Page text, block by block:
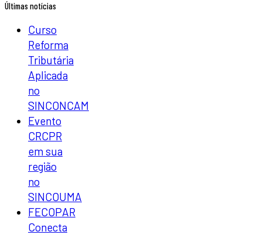
Últimas notícias
Curso
Reforma
Tributária
Aplicada
no
SINCONCAM
Evento
CRCPR
em sua
região
no
SINCOUMA
FECOPAR
Conecta